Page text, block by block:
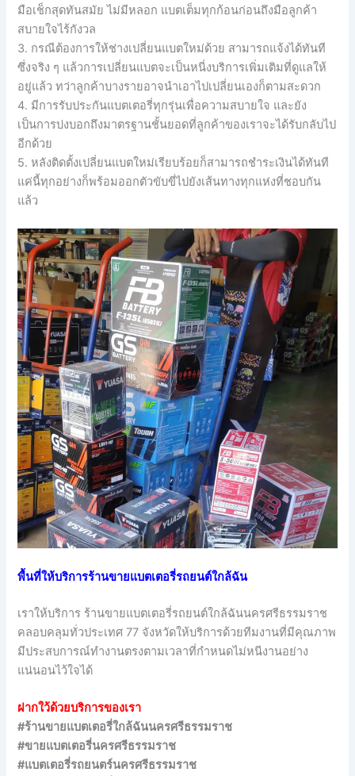
มือเช็กสุดทันสมัย ไม่มีหลอก แบตเต็มทุกก้อนก่อนถึงมือลูกค้า
สบายใจไร้กังวล
3. กรณีต้องการให้ช่างเปลี่ยนแบตใหม่ด้วย สามารถแจ้งได้ทันที
ซึ่งจริง ๆ แล้วการเปลี่ยนแบตจะเป็นหนี่งบริการเพิ่มเติมที่ดูแลให้
อยู่แล้ว ทว่าลูกค้าบางรายอาจนำเอาไปเปลี่ยนเองก็ตามสะดวก
4. มีการรับประกันแบตเตอรี่ทุกรุ่นเพื่อความสบายใจ และยัง
เป็นการบ่งบอกถึงมาตรฐานชั้นยอดที่ลูกค้าของเราจะได้รับกลับไป
อีกด้วย
5. หลังติดตั้งเปลี่ยนแบตใหม่เรียบร้อยก็สามารถชำระเงินได้ทันที
แค่นี้ทุกอย่างก็พร้อมออกตัวขับขี่ไปยังเส้นทางทุกแห่งที่ชอบกัน
แล้ว
พื้นที่ให้บริการร้านขายแบตเตอรี่รถยนต์ใกล้ฉัน
เราให้บริการ ร้านขายแบตเตอรี่รถยนต์ใกล้ฉันนครศรีธรรมราช
คลอบคลุมทั่วประเทศ 77 จังหวัดให้บริการด้วยทีมงานที่มีคุณภาพ
มีประสบการณ์ทำงานตรงตามเวลาที่กำหนดไม่หนีงานอย่าง
แน่นอนไว้ใจได้
ฝากใว้ด้วยบริการของเรา
#ร้านขายแบตเตอรี่ใกล้ฉันนครศรีธรรมราช
#ขายแบตเตอรี่นครศรีธรรมราช
#แบตเตอรี่รถยนตร์นครศรีธรรมราช